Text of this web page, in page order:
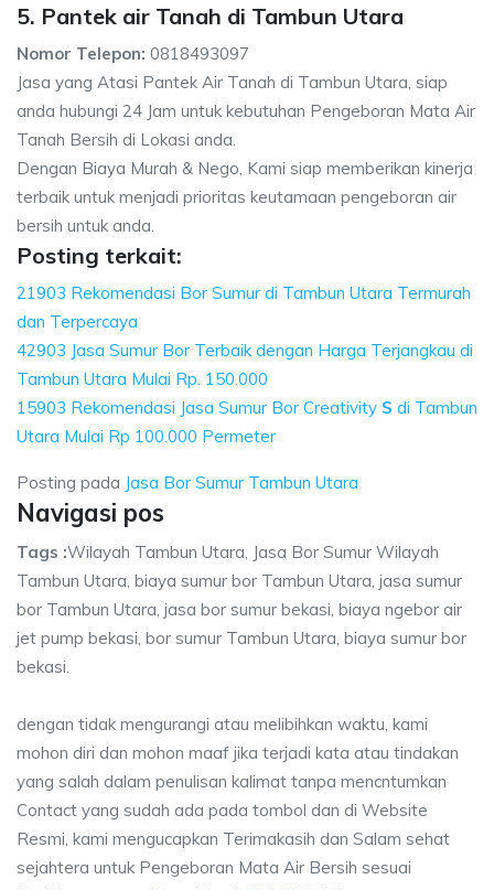
5. Pantek air Tanah di Tambun Utara
Nomor Telepon: 0818493097
Jasa yang Atasi Pantek Air Tanah di Tambun Utara, siap
anda hubungi 24 Jam untuk kebutuhan Pengeboran Mata Air
Tanah Bersih di Lokasi anda.
Dengan Biaya Murah & Nego, Kami siap memberikan kinerja
terbaik untuk menjadi prioritas keutamaan pengeboran air
bersih untuk anda.
Posting terkait:
21903 Rekomendasi Bor Sumur di Tambun Utara Termurah
dan Terpercaya
42903 Jasa Sumur Bor Terbaik dengan Harga Terjangkau di
Tambun Utara Mulai Rp. 150.000
15903 Rekomendasi Jasa Sumur Bor Creativity S di Tambun
Utara Mulai Rp 100.000 Permeter
Posting pada Jasa Bor Sumur Tambun Utara
Navigasi pos
Tags :Wilayah Tambun Utara, Jasa Bor Sumur Wilayah
Tambun Utara, biaya sumur bor Tambun Utara, jasa sumur
bor Tambun Utara, jasa bor sumur bekasi, biaya ngebor air
jet pump bekasi, bor sumur Tambun Utara, biaya sumur bor
bekasi.
dengan tidak mengurangi atau melibihkan waktu, kami
mohon diri dan mohon maaf jika terjadi kata atau tindakan
yang salah dalam penulisan kalimat tanpa mencntumkan
Contact yang sudah ada pada tombol dan di Website
Resmi, kami mengucapkan Terimakasih dan Salam sehat
sejahtera untuk Pengeboran Mata Air Bersih sesuai